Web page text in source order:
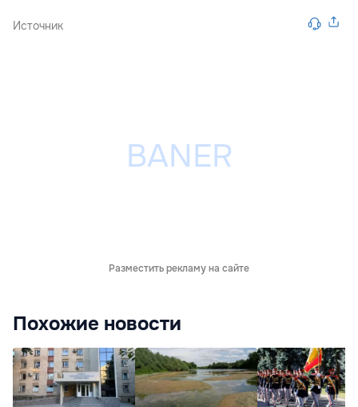
Источник
Разместить рекламу на сайте
Похожие новости